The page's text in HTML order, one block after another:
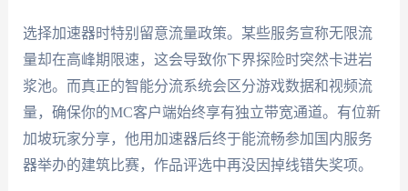
选择加速器时特别留意流量政策。某些服务宣称无限流
量却在高峰期限速，这会导致你下界探险时突然卡进岩
浆池。而真正的智能分流系统会区分游戏数据和视频流
量，确保你的MC客户端始终享有独立带宽通道。有位新
加坡玩家分享，他用加速器后终于能流畅参加国内服务
器举办的建筑比赛，作品评选中再没因掉线错失奖项。